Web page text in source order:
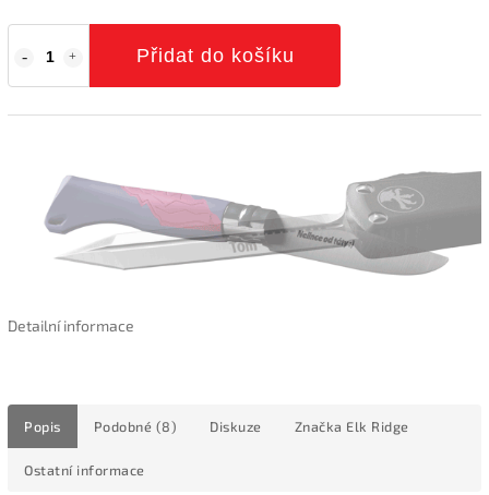
Přidat do košíku
Detailní informace
Popis Podobné (8) Diskuze Značka Elk Ridge
Ostatní informace